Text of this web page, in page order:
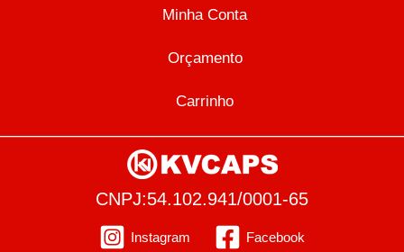
Minha Conta
Orçamento
Carrinho
CNPJ:54.102.941/0001-65
Instagram Facebook